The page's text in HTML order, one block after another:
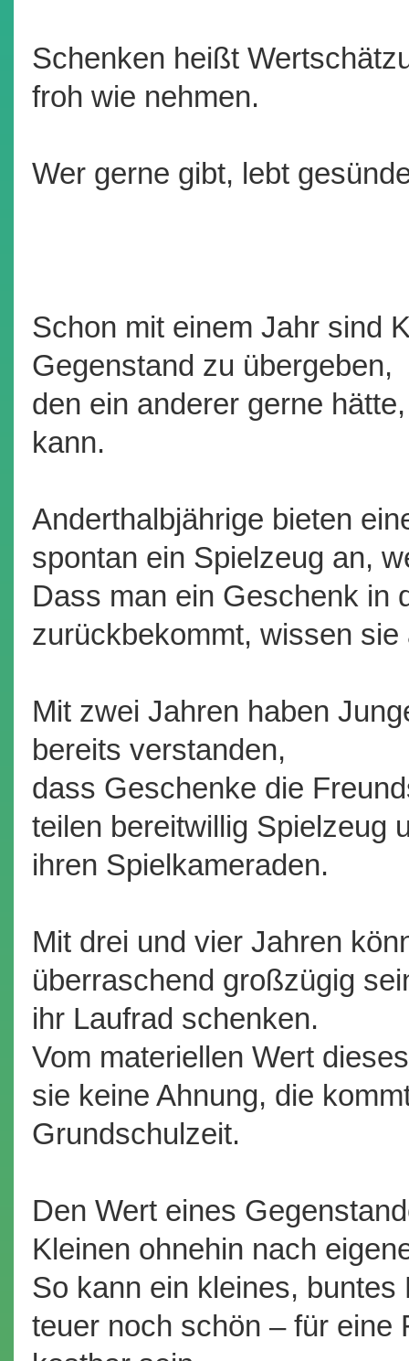
Schenken heißt
froh wie nehmen.
Wer gerne gibt, lebt
Schon mit einem Jahr sind
Gegenstand zu übergeben,
den ein anderer gerne
kann.
Anderthalbjährige bieten
spontan ein Spielzeug an,
Dass man ein Geschenk in
zurückbekommt, wissen
Mit zwei Jahren haben
bereits verstanden,
dass Geschenke die
teilen bereitwillig Spielzeug
ihren Spielkameraden.
Mit drei und vier Jahren
überraschend großzügig
ihr Laufrad schenken.
Vom materiellen Wert
sie keine Ahnung, die
Grundschulzeit.
Den Wert eines
Kleinen ohnehin nach
So kann ein kleines,
teuer noch schön – für eine